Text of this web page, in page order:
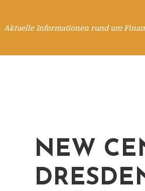
Aktuelle Informationen rund um
NEW